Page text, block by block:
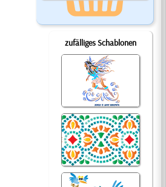
zufälliges Schablonen